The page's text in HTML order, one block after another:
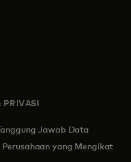
PRIVASI
Jawab Data
Perusahaan yang Mengikat